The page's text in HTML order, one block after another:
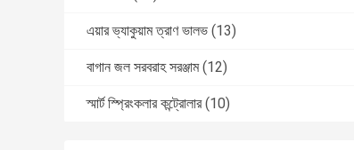
এয়ার ভ্যাকুয়াম ত্রাণ ভালভ (13)
বাগান জল সরবরাহ সরঞ্জাম (12)
স্মার্ট স্প্রিংকলার কন্ট্রোলার (10)